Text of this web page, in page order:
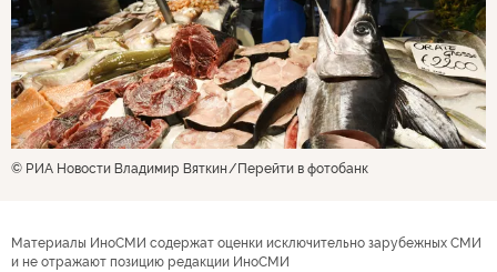
© РИА Новости Владимир Вяткин Перейти в фотобанк
Материалы ИноСМИ содержат оценки исключительно зарубежных СМИ
и не отражают позицию редакции ИноСМИ